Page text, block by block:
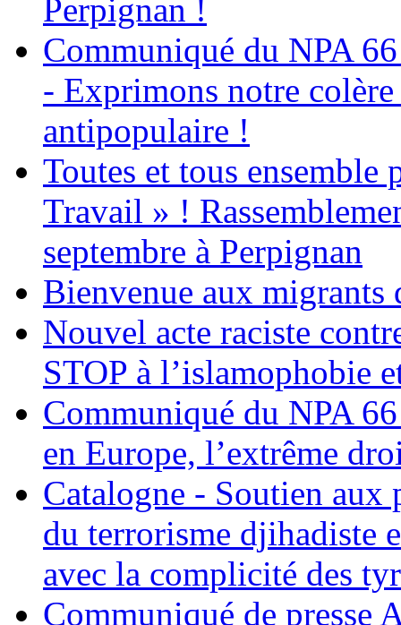
Perpignan !
Communiqué du NPA
- Exprimons notre
antipopulaire !
Toutes et tous
Travail » !
septembre à Perpignan
Bienvenue aux migrants
Nouvel acte raciste
STOP à l’islamophobie
Communiqué du NPA
en Europe, l’extrême
Catalogne - Soutien aux
du terrorisme djihadiste
avec la complicité des
Communiqué de presse